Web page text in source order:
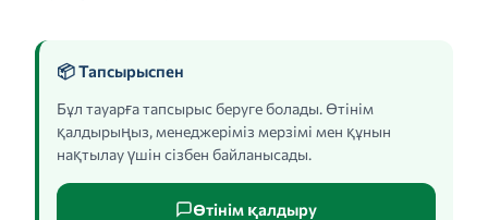
📦 Тапсырыспен
Бұл тауарға тапсырыс беруге болады. Өтінім
қалдырыңыз, менеджеріміз мерзімі мен құнын
нақтылау үшін сізбен байланысады.
Өтінім қалдыру